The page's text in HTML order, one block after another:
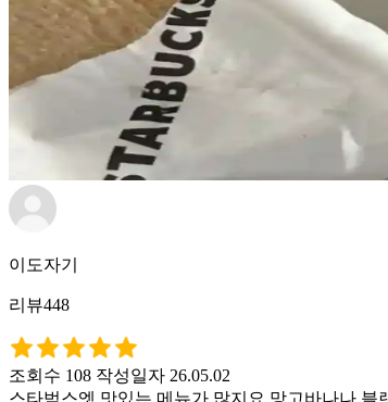
이도자기
리뷰448
조회수 108 작성일자 26.05.02
스타벅스엣 맛있는 메뉴가 많지요 망고바나나